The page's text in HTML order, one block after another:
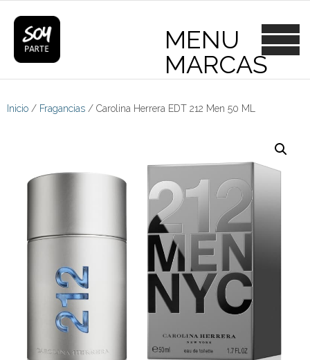
content
Inicio / Fragancias / Carolina Herrera EDT 212 Men 50 ML